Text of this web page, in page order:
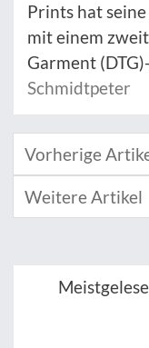
Prints hat
mit einem
Garment
Schmidtpeter
Vorherige
Weitere Artikel